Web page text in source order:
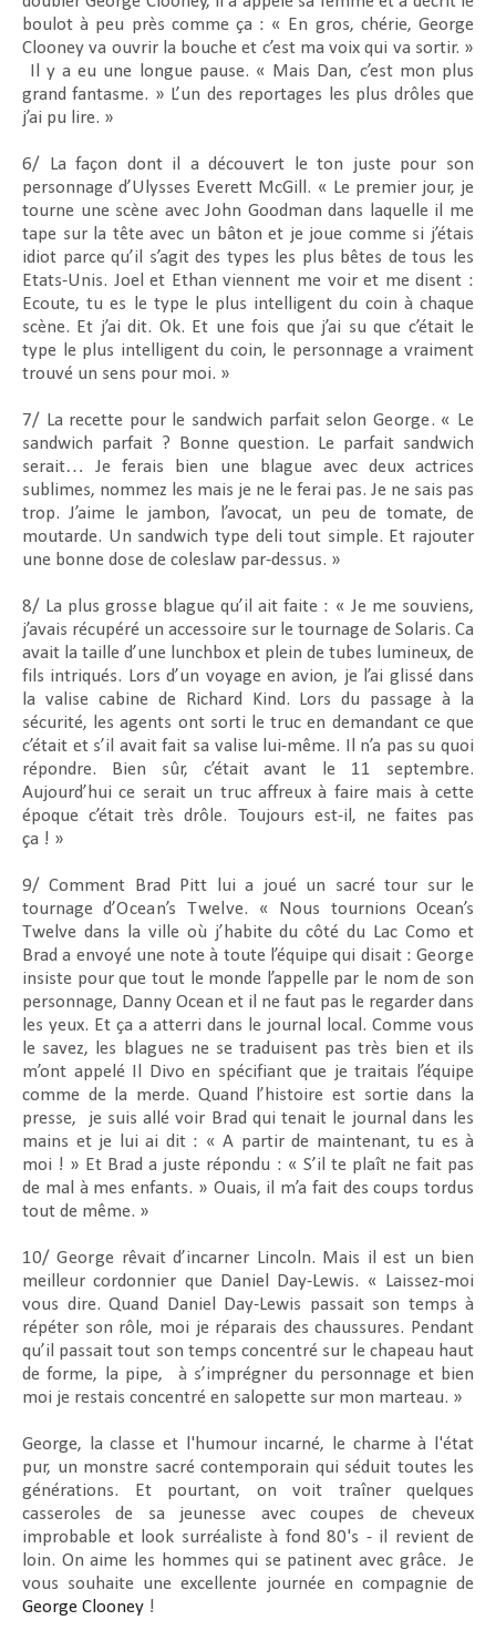
boulot à peu près comme ça : « En gros, chérie, George
Clooney va ouvrir la bouche et c’est ma voix qui va sortir. »
Il y a eu une longue pause. « Mais Dan, c’est mon plus
grand fantasme. » L’un des reportages les plus drôles que
j’ai pu lire. »
6/ La façon dont il a découvert le ton juste pour son
personnage d’Ulysses Everett McGill. « Le premier jour, je
tourne une scène avec John Goodman dans laquelle il me
tape sur la tête avec un bâton et je joue comme si j’étais
idiot parce qu’il s’agit des types les plus bêtes de tous les
Etats-Unis. Joel et Ethan viennent me voir et me disent :
Ecoute, tu es le type le plus intelligent du coin à chaque
scène. Et j’ai dit. Ok. Et une fois que j’ai su que c’était le
type le plus intelligent du coin, le personnage a vraiment
trouvé un sens pour moi. »
7/ La recette pour le sandwich parfait selon George. « Le
sandwich parfait ? Bonne question. Le parfait sandwich
serait… Je ferais bien une blague avec deux actrices
sublimes, nommez les mais je ne le ferai pas. Je ne sais pas
trop. J’aime le jambon, l’avocat, un peu de tomate, de
moutarde. Un sandwich type deli tout simple. Et rajouter
une bonne dose de coleslaw par-dessus. »
8/ La plus grosse blague qu’il ait faite : « Je me souviens,
j’avais récupéré un accessoire sur le tournage de Solaris. Ca
avait la taille d’une lunchbox et plein de tubes lumineux, de
fils intriqués. Lors d’un voyage en avion, je l’ai glissé dans
la valise cabine de Richard Kind. Lors du passage à la
sécurité, les agents ont sorti le truc en demandant ce que
c’était et s’il avait fait sa valise lui-même. Il n’a pas su quoi
répondre. Bien sûr, c’était avant le 11 septembre.
Aujourd’hui ce serait un truc affreux à faire mais à cette
époque c’était très drôle. Toujours est-il, ne faites pas
ça ! »
9/ Comment Brad Pitt lui a joué un sacré tour sur le
tournage d’Ocean’s Twelve. « Nous tournions Ocean’s
Twelve dans la ville où j’habite du côté du Lac Como et
Brad a envoyé une note à toute l’équipe qui disait :George
insiste pour que tout le monde l’appelle par le nom de son
personnage, Danny Ocean et il ne faut pas le regarder dans
les yeux. Et ça a atterri dans le journal local. Comme vous
le savez, les blagues ne se traduisent pas très bien et ils
m’ont appelé Il Divo en spécifiant que je traitais l’équipe
comme de la merde. Quand l’histoire est sortie dans la
presse,
je suis allé voir Brad qui tenait le journal dans les
mains et je lui ai dit : « A partir de maintenant, tu es à
moi ! » Et Brad a juste répondu : « S’il te plaît ne fait pas
de mal à mes enfants. » Ouais, il m’a fait des coups tordus
tout de même. »
10/George rêvait d’incarner Lincoln. Mais il est un bien
meilleur cordonnier que Daniel Day-Lewis. « Laissez-moi
vous dire. Quand Daniel Day-Lewis passait son temps à
répéter son rôle, moi je réparais des chaussures. Pendant
qu’il passait tout son temps concentré sur le chapeau haut
de forme, la pipe,
à s’imprégner du personnage et bien
moi je restais concentré en salopette sur mon marteau. »
George, la classe et l'humour incarné, le charme à l'état
pur, un monstre sacré contemporain qui séduit toutes les
générations. Et pourtant, on voit traîner quelques
casseroles de sa jeunesse avec coupes de cheveux
improbable et look surréaliste à fond 80's - il revient de
loin. On aime les hommes qui se patinent avec grâce. Je
vous souhaite une excellente journée en compagnie de
George Clooney !